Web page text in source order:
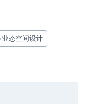
业态空间设计